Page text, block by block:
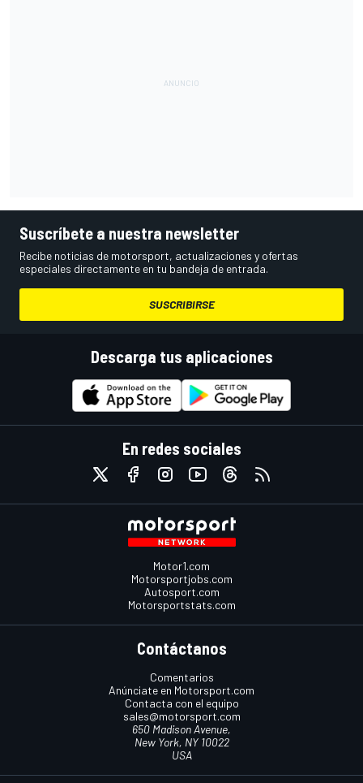
Suscríbete a nuestra newsletter
Recibe noticias de motorsport, actualizaciones y ofertas
especiales directamente en tu bandeja de entrada.
SUSCRIBIRSE
Descarga tus aplicaciones
En redes sociales
Motor1.com
Motorsportjobs.com
Autosport.com
Motorsportstats.com
Contáctanos
Comentarios
Anúnciate en Motorsport.com
Contacta con el equipo
sales@motorsport.com
650 Madison Avenue,
New York, NY 10022
USA